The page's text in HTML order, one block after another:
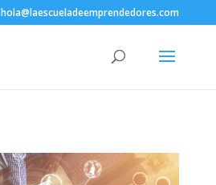
hola@laescueladeemprendedores.com